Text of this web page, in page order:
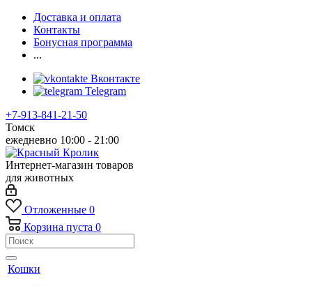
Доставка и оплата
Контакты
Бонусная программа
...
Вконтакте
Telegram
+7-913-841-21-50
Томск
ежедневно 10:00 - 21:00
Интернет-магазин товаров
для животных
Отложенные 0
Корзина пуста 0
Кошки